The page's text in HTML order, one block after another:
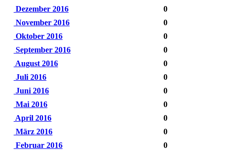
Dezember 2016
0
November 2016
0
Oktober 2016
0
September 2016
0
August 2016
0
Juli 2016
0
Juni 2016
0
Mai 2016
0
April 2016
0
März 2016
0
Februar 2016
0